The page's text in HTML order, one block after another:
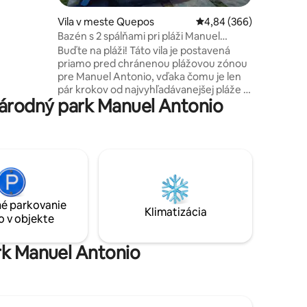
Vila v meste Quepos Priemerné
4,84 (366)
Bazén s 2 spálňami pri pláži Manuel
Antonio
Buďte na pláži! Táto vila je postavená
priamo pred chránenou plážovou zónou
pre Manuel Antonio, vďaka čomu je len
pár krokov od najvyhľadávanejšej pláže v
Kostarike! Vila s dvoma spálňami a dvoma
kúpeľňami hneď vedľa národného parku
ponorný bazén, súkromnú obývaciu izbu
a kuchyňu, ako aj bezplatné každodenné
upratovanie a nepretržitú podporu
park Manuel Antonio
parkovanie
v objekte
Klimatizácia
Manuel Antonio